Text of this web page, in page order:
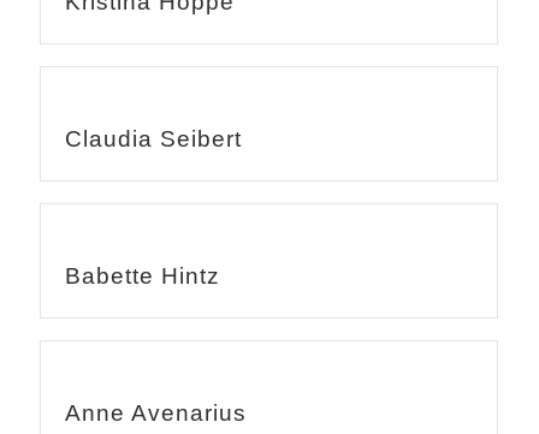
Claudia Seibert
Babette Hintz
Anne Avenarius